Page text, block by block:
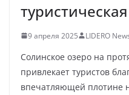
9 апреля 2025 LIDERO
Солинское озеро на
привлекает туристов
впечатляющей плотине